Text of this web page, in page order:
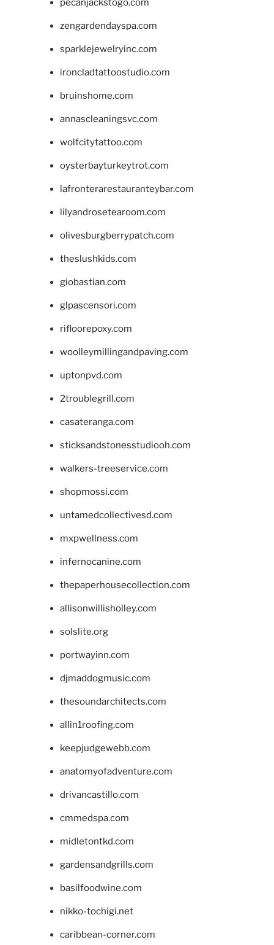
pecanjackstogo.com
zengardendayspa.com
sparklejewelryinc.com
ironcladtattoostudio.com
bruinshome.com
annascleaningsvc.com
wolfcitytattoo.com
oysterbayturkeytrot.com
lafronterarestauranteybar.com
lilyandrosetearoom.com
olivesburgberrypatch.com
theslushkids.com
giobastian.com
glpascensori.com
rifloorepoxy.com
woolleymillingandpaving.com
uptonpvd.com
2troublegrill.com
casateranga.com
sticksandstonesstudiooh.com
walkers-treeservice.com
shopmossi.com
untamedcollectivesd.com
mxpwellness.com
infernocanine.com
thepaperhousecollection.com
allisonwillisholley.com
solslite.org
portwayinn.com
djmaddogmusic.com
thesoundarchitects.com
allin1roofing.com
keepjudgewebb.com
anatomyofadventure.com
drivancastillo.com
cmmedspa.com
midletontkd.com
gardensandgrills.com
basilfoodwine.com
nikko-tochigi.net
caribbean-corner.com